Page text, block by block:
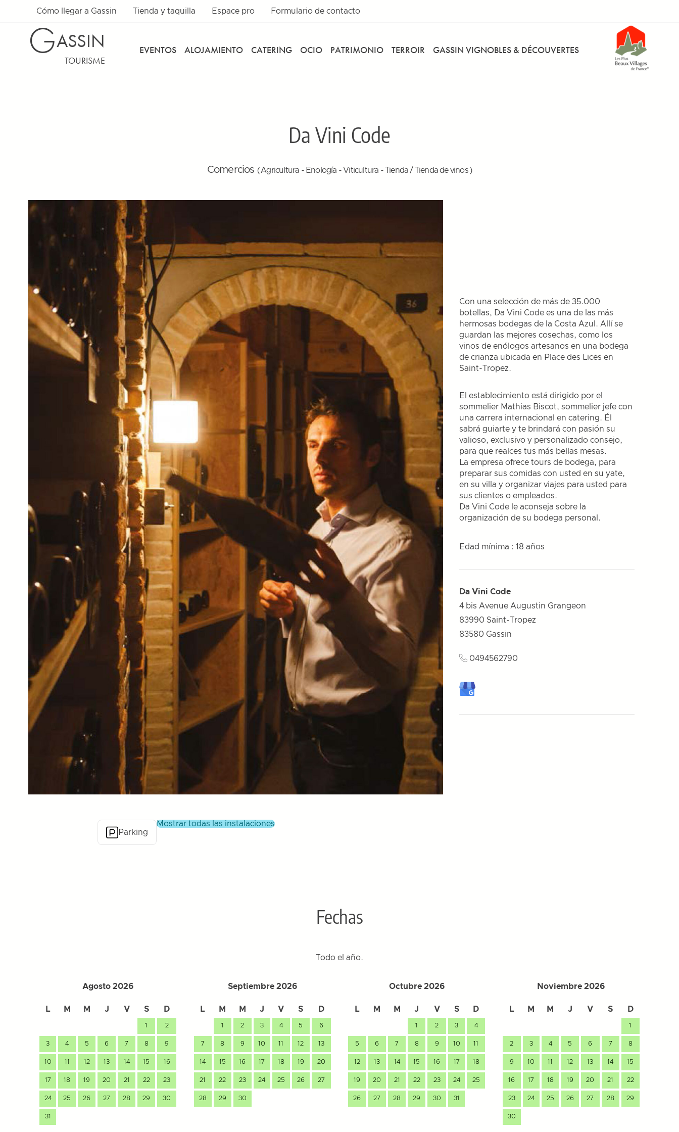
Cómo llegar a Gassin Tienda y taquilla Espace pro Formulario de contacto
GASSIN
TOURISME
EVENTOS ALOJAMIENTO CATERING OCIO PATRIMONIO TERROIR GASSIN VIGNOBLES & DÉCOUVERTES
Da Vini Code
Comercios ( Agricultura - Enología - Viticultura - Tienda / Tienda de vinos )
Parking
mostrar todas las instalaciones
Con una selección de más de 35.000
botellas, Da Vini Code es una de las más
hermosas bodegas de la Costa Azul. Allí se
guardan las mejores cosechas, como los
vinos de enólogos artesanos en una bodega
de crianza ubicada en Place des Lices en
Saint-Tropez.
El establecimiento está dirigido por el
sommelier Mathias Biscot, sommelier jefe con
una carrera internacional en catering. Él
sabrá guiarte y te brindará con pasión su
valioso, exclusivo y personalizado consejo,
para que realces tus más bellas mesas.
La empresa ofrece tours de bodega, para
preparar sus comidas con usted en su yate,
en su villa y organizar viajes para usted para
sus clientes o empleados.
Da Vini Code le aconseja sobre la
organización de su bodega personal.
Edad mínima : 18 años
Da Vini Code
4 bis Avenue Augustin Grangeon
83990 Saint-Tropez
83580 Gassin
0494562790
Fechas
Todo el año.
Agosto 2026
L M M J V S D
1 2
3 4 5 6 7 8 9
10 11 12 13 14 15 16
17 18 19 20 21 22 23
24 25 26 27 28 29 30
31
Septiembre 2026
L M M J V S D
1 2 3 4 5 6
7 8 9 10 11 12 13
14 15 16 17 18 19 20
21 22 23 24 25 26 27
28 29 30
Octubre 2026
L M M J V S D
1 2 3 4
5 6 7 8 9 10 11
12 13 14 15 16 17 18
19 20 21 22 23 24 25
26 27 28 29 30 31
Noviembre 2026
L M M J V S D
1
2 3 4 5 6 7 8
9 10 11 12 13 14 15
16 17 18 19 20 21 22
23 24 25 26 27 28 29
30